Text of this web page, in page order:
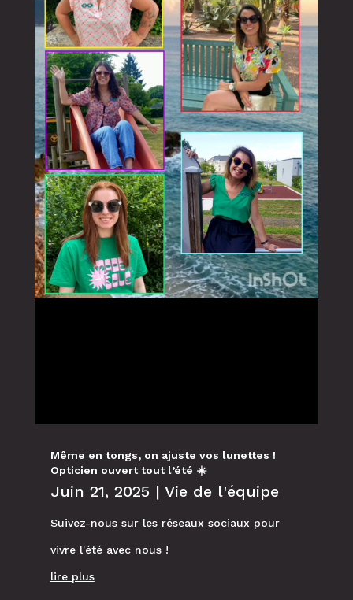
Même en tongs, on ajuste vos lunettes !
Opticien ouvert tout l’été ☀️
Juin 21, 2025 | Vie de l'équipe
Suivez-nous sur les réseaux sociaux pour
vivre l'été avec nous !
lire plus